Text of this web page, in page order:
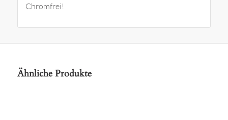
Chromfrei!
Ähnliche Produkte